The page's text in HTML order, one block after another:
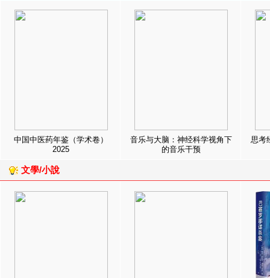
中国中医药年鉴（学术卷）
2025
音乐与大脑：神经科学视角下
的音乐干预
思考
文學/小說